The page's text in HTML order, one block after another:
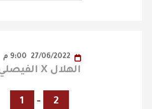
الهلال X الفيصلي
2
-
1